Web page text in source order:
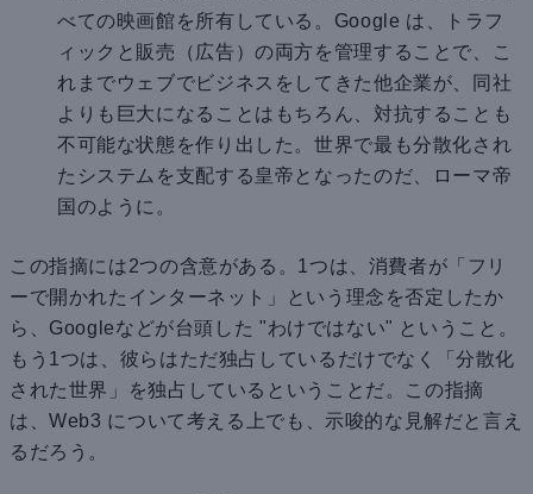
べての映画館を所有している。Google は、トラフ
ィックと販売（広告）の両方を管理することで、こ
れまでウェブでビジネスをしてきた他企業が、同社
よりも巨大になることはもちろん、対抗することも
不可能な状態を作り出した。世界で最も分散化され
たシステムを支配する皇帝となったのだ、ローマ帝
国のように。
この指摘には2つの含意がある。1つは、消費者が「フリ
ーで開かれたインターネット」という理念を否定したか
ら、Googleなどが台頭した "わけではない" ということ。
もう1つは、彼らはただ独占しているだけでなく「分散化
された世界」を独占しているということだ。この指摘
は、Web3 について考える上でも、示唆的な見解だと言え
るだろう。